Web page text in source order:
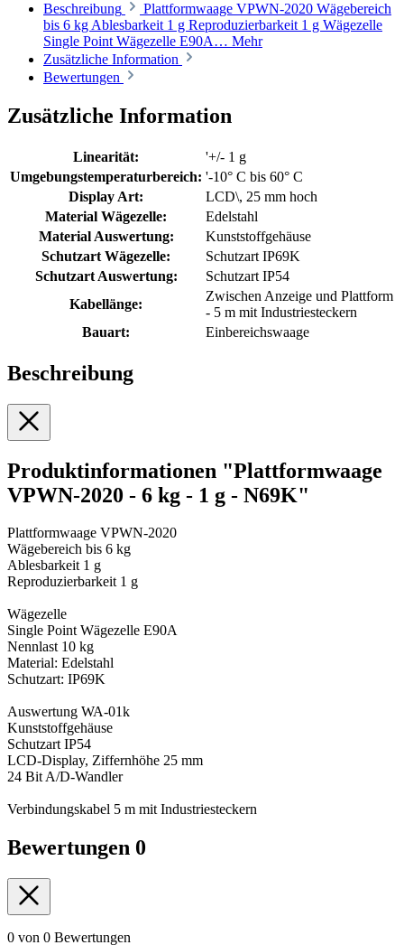
Beschreibung
Plattformwaage VPWN-2020 Wägebereich
bis 6 kg Ablesbarkeit 1 g Reproduzierbarkeit 1 g Wägezelle
Single Point Wägezelle E90A… Mehr
Zusätzliche Information
Bewertungen
Zusätzliche Information
Linearität:
'+/- 1 g
Umgebungstemperaturbereich: '-10° C bis 60° C
Display Art:
LCD\, 25 mm hoch
Material Wägezelle:
Edelstahl
Material Auswertung:
Kunststoffgehäuse
Schutzart Wägezelle:
Schutzart IP69K
Schutzart Auswertung:
Schutzart IP54
Kabellänge:
Zwischen Anzeige und Plattform
- 5 m mit Industriesteckern
Bauart:
Einbereichswaage
Beschreibung
Produktinformationen "Plattformwaage
VPWN-2020 - 6 kg - 1 g - N69K"
Plattformwaage VPWN-2020
Wägebereich bis 6 kg
Ablesbarkeit 1 g
Reproduzierbarkeit 1 g
Wägezelle
Single Point Wägezelle E90A
Nennlast 10 kg
Material: Edelstahl
Schutzart: IP69K
Auswertung WA-01k
Kunststoffgehäuse
Schutzart IP54
LCD-Display, Ziffernhöhe 25 mm
24 Bit A/D-Wandler
Verbindungskabel 5 m mit Industriesteckern
Bewertungen 0
0 von 0 Bewertungen